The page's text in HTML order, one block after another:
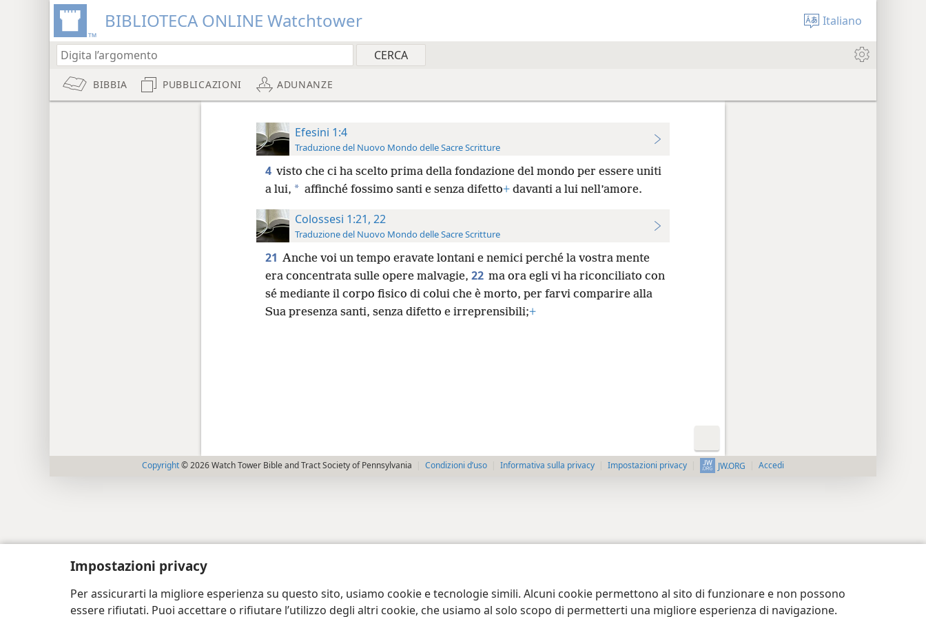
Impostazioni privacy
Per assicurarti la migliore esperienza su questo sito, usiamo cookie e tecnologie simili. Alcuni cookie permettono al sito di funzionare e non possono
essere rifiutati. Puoi accettare o rifiutare l’utilizzo degli altri cookie, che usiamo al solo scopo di permetterti una migliore esperienza di navigazione.
BIBLIOTECA ONLINE Watchtower Italiano
BIBBIA PUBBLICAZIONI ADUNANZE
Efesini 1:4
Traduzione del Nuovo Mondo delle Sacre Scritture
4 visto che ci ha scelto prima della fondazione del mondo per essere uniti
a lui, * affinché fossimo santi e senza difetto+davanti a lui nell’amore.
Colossesi 1:21, 22
Traduzione del Nuovo Mondo delle Sacre Scritture
21 Anche voi un tempo eravate lontani e nemici perché la vostra mente
era concentrata sulle opere malvagie, 22 ma ora egli vi ha riconciliato con
sé mediante il corpo fisico di colui che è morto, per farvi comparire alla
Sua presenza santi, senza difetto e irreprensibili;+
Copyright© 2026 Watch Tower Bible and Tract Society of Pennsylvania Condizioni d’uso Informativa sulla privacy Impostazioni privacy JW.ORG Accedi